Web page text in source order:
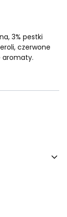
3% pestki
czerwone
aromaty.